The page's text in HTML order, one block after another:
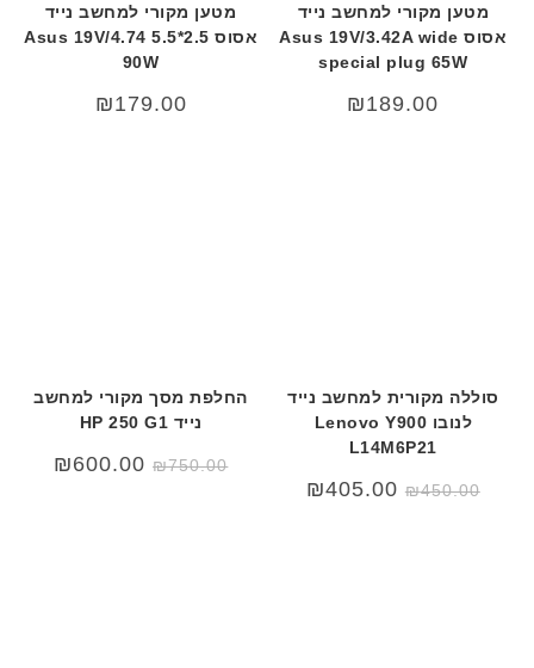
מטען מקורי למחשב נייד
אסוס Asus 19V/3.42A wide
special plug 65W
₪189.00
מטען מקורי למחשב נייד
אסוס Asus 19V/4.74 5.5*2.5
90W
₪179.00
סוללה מקורית למחשב נייד
לנובו Lenovo Y900
L14M6P21
המחיר
המקורי
₪450.00
המחיר
הנוכחי
₪405.00
החלפת מסך מקורי למחשב
נייד HP 250 G1
₪750.00
המחיר
המקורי
₪600.00
המחיר
הנוכחי